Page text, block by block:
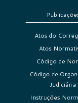
Atos do
Atos
Código de
Código de
Judiciária
Instruções